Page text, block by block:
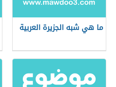
ما هي شبه الجزيرة العربية